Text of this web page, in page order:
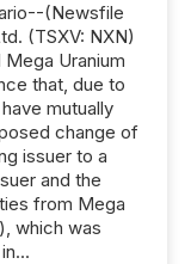
(Newsfile
(TSXV: NXN)
Uranium
that, due to
mutually
change of
issuer to a
and the
from Mega
which was